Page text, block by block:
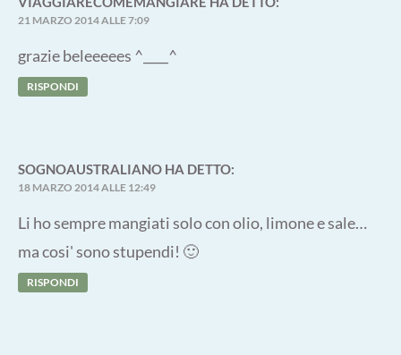
21 MARZO 2014 ALLE 7:09
grazie beleeeees ^____^
RISPONDI
SOGNOAUSTRALIANO HA DETTO:
18 MARZO 2014 ALLE 12:49
Li ho sempre mangiati solo con olio, limone e sale…
ma cosi' sono stupendi! 🙂
RISPONDI